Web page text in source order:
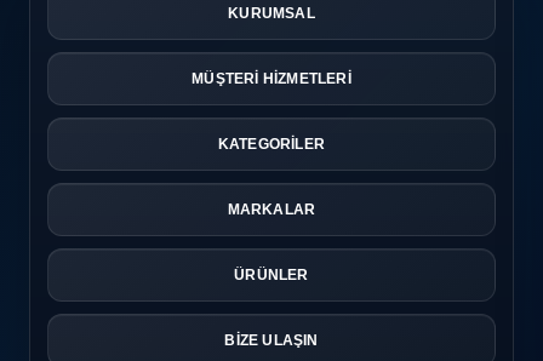
KURUMSAL
MÜŞTERİ HİZMETLERİ
KATEGORİLER
MARKALAR
ÜRÜNLER
BİZE ULAŞIN